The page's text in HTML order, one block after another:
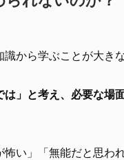
から学ぶことが大き
」と考え、必要な場
い」「無能だと思わ